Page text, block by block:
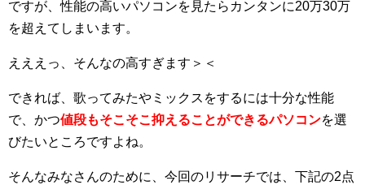
ですが、性能の高いパソコンを見たらカンタンに20万30万
を超えてしまいます。
えええっ、そんなの高すぎます＞＜
できれば、歌ってみたやミックスをするには十分な性能
で、かつ値段もそこそこ抑えることができるパソコンを選
びたいところですよね。
そんなみなさんのために、今回のリサーチでは、下記の2点